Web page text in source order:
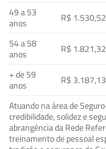
49 a 53
anos
R$ 1.530,52
54 a 58
anos
R$ 1.821,32
+ de 59
anos
R$ 3.187,13
Atuando na área de
credibilidade, solidez e
abrangência da Rede
treinamento de pessoal